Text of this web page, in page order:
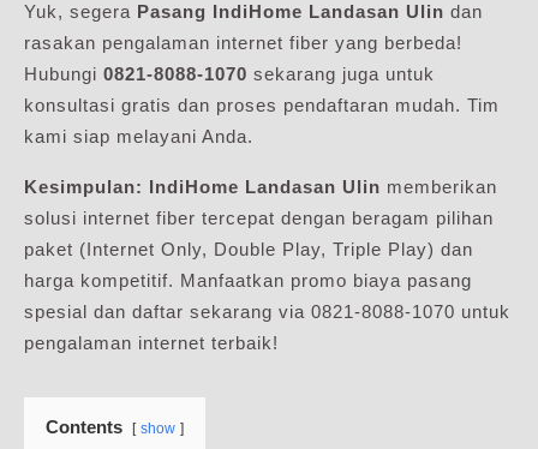
Yuk, segera Pasang IndiHome Landasan Ulin dan
rasakan pengalaman internet fiber yang berbeda!
Hubungi 0821-8088-1070 sekarang juga untuk
konsultasi gratis dan proses pendaftaran mudah. Tim
kami siap melayani Anda.
Kesimpulan: IndiHome Landasan Ulin memberikan
solusi internet fiber tercepat dengan beragam pilihan
paket (Internet Only, Double Play, Triple Play) dan
harga kompetitif. Manfaatkan promo biaya pasang
spesial dan daftar sekarang via 0821-8088-1070 untuk
pengalaman internet terbaik!
Contents show